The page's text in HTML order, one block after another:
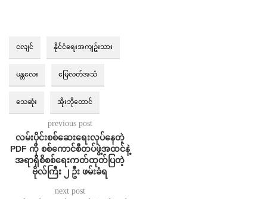
ငလျင် နိုင်ငံရေးအကျဥ်းသား
မန္တလေး မြေလတ်အသံ
သေဆုံး အိုးဘိုထောင်
previous post
လမ်းပိုင်းစစ်ဆေးရေးလုပ်နေတဲ့
PDF ကို စစ်ကောင်စီတပ်ဖွဲ့အထင်နဲ့
အရာရှိစိစစ်ရေးကတ်ထုတ်ပြတဲ့
ဗိုလ်ကြီး ၂ ဦး ဖမ်းခံရ
next post